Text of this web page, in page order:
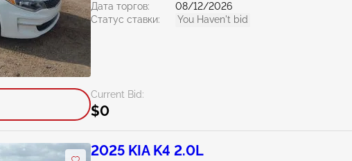
Дата торгов:
08/12/2026
Статус ставки:
You Haven't bid
Current Bid:
$0
2025 KIA K4 2.0L